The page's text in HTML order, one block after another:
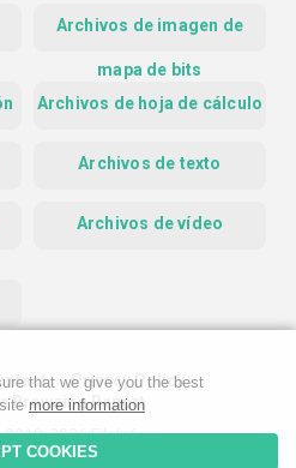
Archivos de imagen de
mapa de bits
Archivos de hoja de cálculo
Archivos de texto
Archivos de vídeo
Privacy Policy
Browsing Report
2026 FileInfo
that we give you the best
more information
COOKIES